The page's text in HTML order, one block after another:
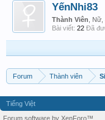
YếnNhi83
Thành Viên , Nữ,
Bài viết: 22 Đã
Forum Thành viên
Tiếng Việt
Forum software by XenForo™